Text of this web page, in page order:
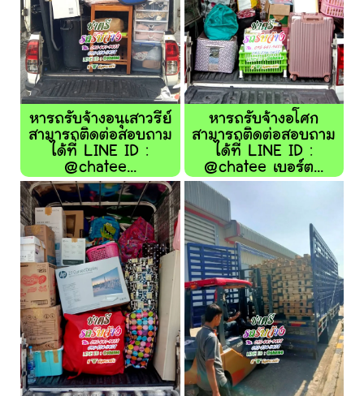
หารถรับจ้างอนุเสาวรีย์
สามารถติดต่อสอบถาม
ได้ที่ LINE ID :
@chatee...
หารถรับจ้างอโศก
สามารถติดต่อสอบถาม
ได้ที่ LINE ID :
@chatee เบอร์ต...